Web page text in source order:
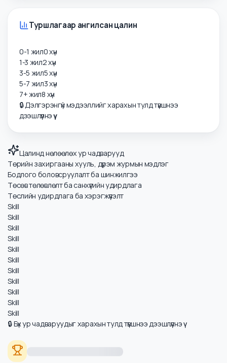
Туршлагаар ангилсан цалин
0-1 жил0хүн
1-3 жил2хүн
3-5 жил5хүн
5-7 жил3хүн
дээшлүүлнэ үү
Цалинд нөлөөлөх ур чадварууд
Төрийн захиргааны хууль, дүрэм журмын мэдлэг
Бодлого боловсруулалт ба шинжилгээ
Төсөв төлөвлөлт ба санхүүгийн удирдлага
Төслийн удирдлага ба хэрэгжүүлэлт
Skill
Skill
Skill
Skill
Skill
Skill
Skill
Skill
Skill
Skill